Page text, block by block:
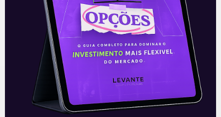
O conteúdo foi útil para você? Compartilhe!
Recomendado para